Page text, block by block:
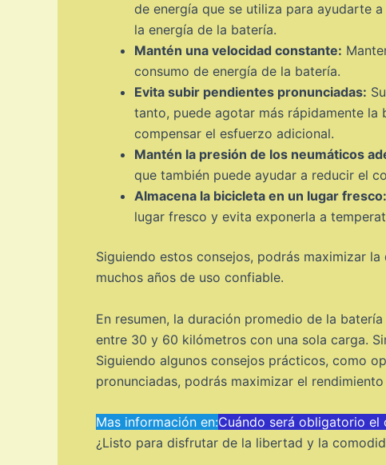
de energía que se utiliza para ayudarte
la energía de la batería.
Mantén una velocidad constante:
consumo de energía de la batería.
Evita subir pendientes pronunciadas:
tanto, puede agotar más rápidamente la
compensar el esfuerzo adicional.
Mantén la presión de los neumáticos
que también puede ayudar a reducir el
Almacena la bicicleta en un lugar fresco:
lugar fresco y evita exponerla a
Siguiendo estos consejos, podrás maximizar
muchos años de uso confiable.
En resumen, la duración promedio de la
entre 30 y 60 kilómetros con una sola carga.
Siguiendo algunos consejos prácticos, como
pronunciadas, podrás maximizar el
Mas información en:Cuándo será obligatorio el
¿Listo para disfrutar de la libertad y la